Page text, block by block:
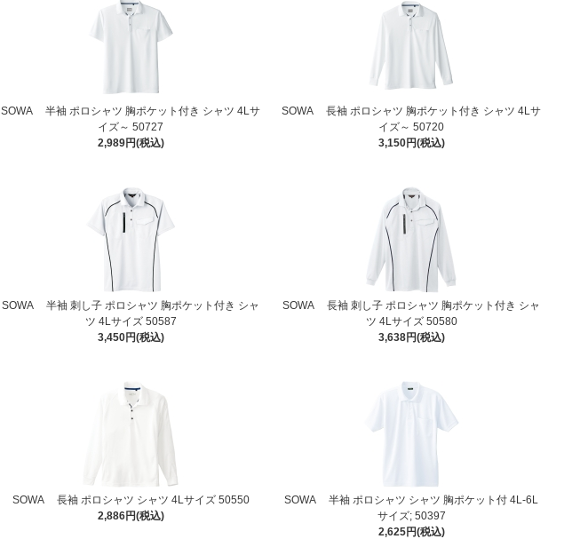
SOWA 半袖 ポロシャツ 胸ポケット付き シャツ 4Lサ
イズ～ 50727
2,989円(税込)
SOWA 長袖 ポロシャツ 胸ポケット付き シャツ 4Lサ
イズ～ 50720
3,150円(税込)
SOWA 半袖 刺し子 ポロシャツ 胸ポケット付き シャ
ツ 4Lサイズ 50587
3,450円(税込)
SOWA 長袖 刺し子 ポロシャツ 胸ポケット付き シャ
ツ 4Lサイズ 50580
3,638円(税込)
SOWA 長袖 ポロシャツ シャツ 4Lサイズ 50550
2,886円(税込)
SOWA 半袖 ポロシャツ シャツ 胸ポケット付 4L-6L
サイズ; 50397
2,625円(税込)